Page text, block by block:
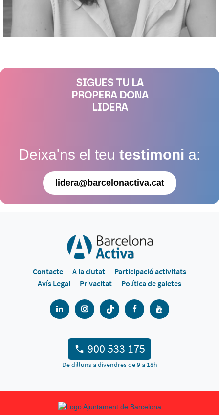
SIGUES TU LA
PROPERA DONA
LIDERA
Deixa'ns el teu testimoni a:
lidera@barcelonactiva.cat
Contacte A la ciutat
Participació activitats
Avís Legal
Privacitat Política de galetes
900 533 175
De dilluns a divendres de 9 a 18h